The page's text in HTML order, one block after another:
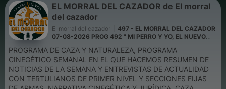
EL MORRAL DEL CAZADOR de El morral
del cazador
El morral del cazador
497 - EL MORRAL DEL CAZADOR
07-08-2026 PROG 492 " MI PERRO Y YO, EL NUEVO
PROGRAMA DE CAZA Y NATURALEZA, PROGRAMA
CINEGÉTICO SEMANAL EN EL QUE HACEMOS RESUMEN DE
NOTICIAS DE LA SEMANA Y ENTREVISTAS DE ACTUALIDAD
CON TERTULIANOS DE PRIMER NIVEL Y SECCIONES FIJAS